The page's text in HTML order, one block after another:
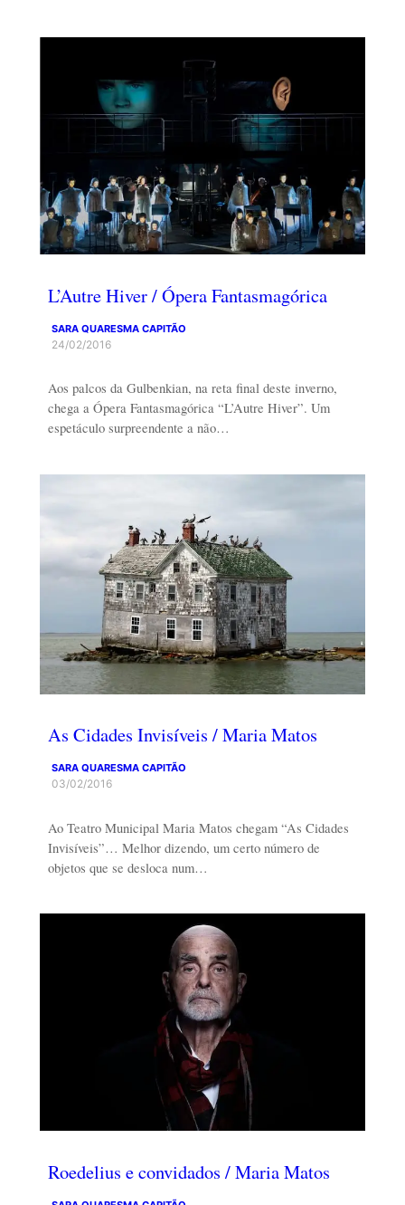
L’Autre Hiver / Ópera Fantasmagórica
SARA QUARESMA CAPITÃO
24/02/2016
Aos palcos da Gulbenkian, na reta final deste inverno,
chega a Ópera Fantasmagórica “L’Autre Hiver”. Um
espetáculo surpreendente a não…
As Cidades Invisíveis / Maria Matos
SARA QUARESMA CAPITÃO
03/02/2016
Ao Teatro Municipal Maria Matos chegam “As Cidades
Invisíveis”… Melhor dizendo, um certo número de
objetos que se desloca num…
Roedelius e convidados / Maria Matos